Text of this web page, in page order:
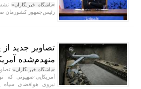
«باشگاه خبرنگاران»
رئیس‌جمهور کشورمان
تصاویر جدید از
منهدم‌شده
«باشگاه خبرنگاران»
آمریکایی-صهیونی که
نیروی هوافضای سپاه